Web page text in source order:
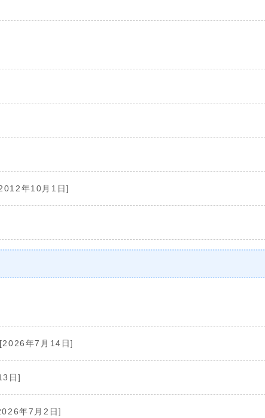
年10月1日]
[2026年7月14日]
日]
年7月2日]